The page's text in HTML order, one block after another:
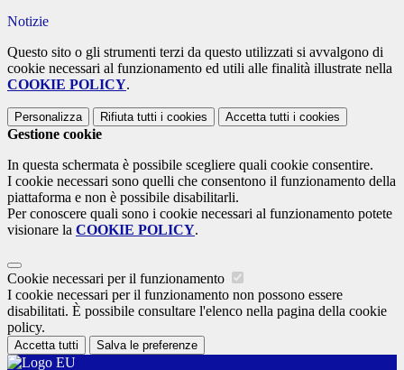
Notizie
Questo sito o gli strumenti terzi da questo utilizzati si avvalgono di
cookie necessari al funzionamento ed utili alle finalità illustrate nella
COOKIE POLICY.
Personalizza Rifiuta tutti i cookies Accetta tutti i cookies
Gestione cookie
In questa schermata è possibile scegliere quali cookie consentire.
I cookie necessari sono quelli che consentono il funzionamento della
piattaforma e non è possibile disabilitarli.
Per conoscere quali sono i cookie necessari al funzionamento potete
visionare la COOKIE POLICY.
Cookie necessari per il funzionamento
I cookie necessari per il funzionamento non possono essere
disabilitati. È possibile consultare l'elenco nella pagina della cookie
policy.
Accetta tutti Salva le preferenze